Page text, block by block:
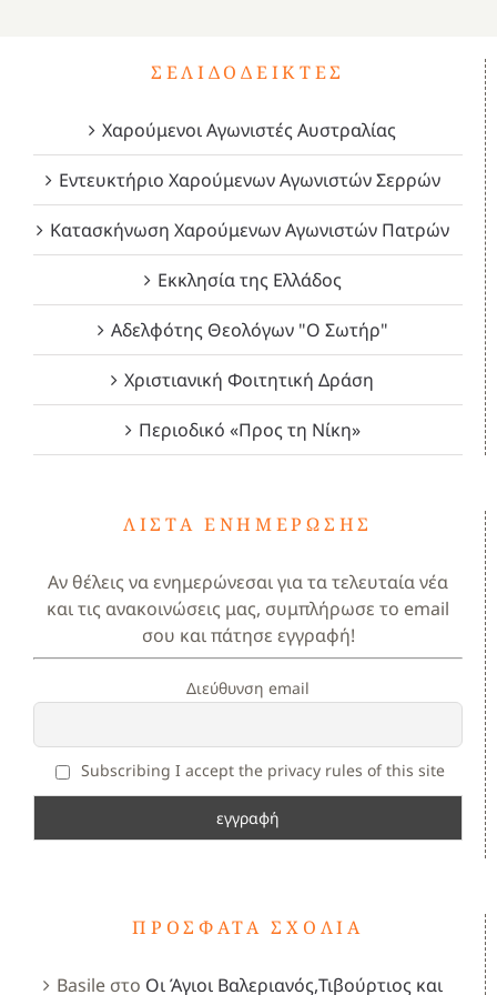
ΣΕΛΙΔΟΔΕΊΚΤΕΣ
Χαρούμενοι Αγωνιστές Αυστραλίας
Εντευκτήριο Χαρούμενων Αγωνιστών Σερρών
Κατασκήνωση Χαρούμενων Αγωνιστών Πατρών
Εκκλησία της Ελλάδος
Αδελφότης Θεολόγων "Ο Σωτήρ"
Χριστιανική Φοιτητική Δράση
Περιοδικό «Προς τη Νίκη»
ΛΊΣΤΑ ΕΝΗΜΈΡΩΣΗΣ
Αν θέλεις να ενημερώνεσαι για τα τελευταία νέα
και τις ανακοινώσεις μας, συμπλήρωσε το email
σου και πάτησε εγγραφή!
Διεύθυνση email
Subscribing I accept the privacy rules of this site
ΠΡΌΣΦΑΤΑ ΣΧΌΛΙΑ
Basileστο Οι Άγιοι Βαλεριανός,Τιβούρτιος και